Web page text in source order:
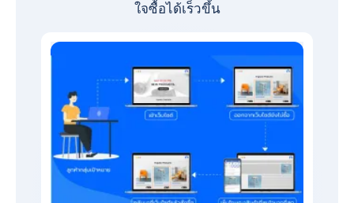
ใจซื้อได้เร็วขึ้น